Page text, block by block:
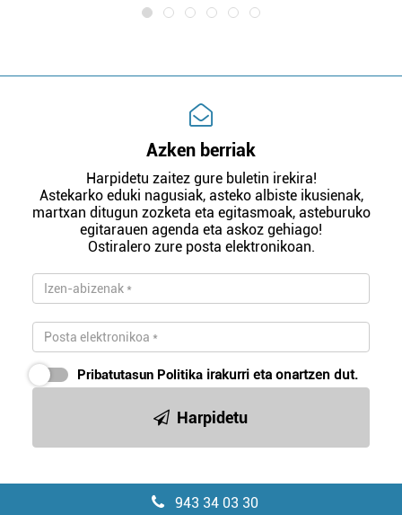
Azken berriak
Harpidetu zaitez gure buletin irekira!
Astekarko eduki nagusiak, asteko albiste ikusienak,
martxan ditugun zozketa eta egitasmoak, asteburuko
egitarauen agenda eta askoz gehiago!
Ostiralero zure posta elektronikoan.
Pribatutasun Politika irakurri eta onartzen dut.
Harpidetu
943 34 03 30